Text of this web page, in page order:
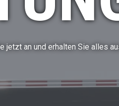
jetzt an und erhalten Sie alles